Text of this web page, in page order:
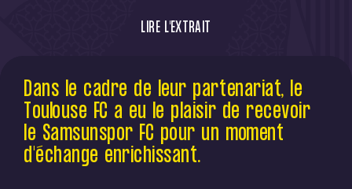
LIRE L'EXTRAIT
Le Samsunspor FC s'est rendu à Toulouse
dans le cadre de son partenariat
Dans le cadre de leur partenariat, le
Toulouse FC a eu le plaisir de recevoir
le Samsunspor FC pour un moment
d'échange enrichissant.